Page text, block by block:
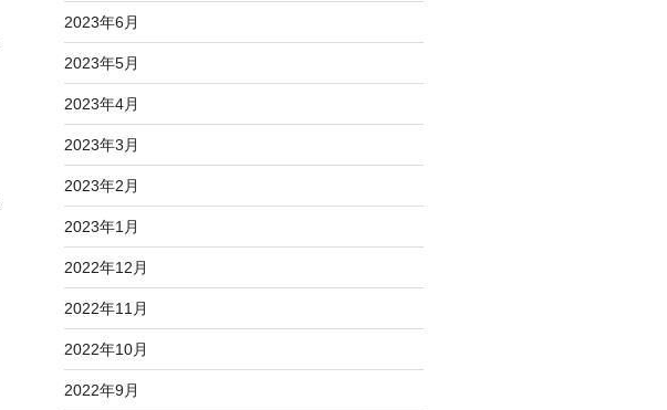
2023年6月
2023年5月
2023年4月
2023年3月
2023年2月
2023年1月
2022年12月
2022年11月
2022年10月
2022年9月